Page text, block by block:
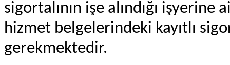
sigortalının işe alındığı
hizmet belgelerindeki kayıtlı
gerekmektedir.